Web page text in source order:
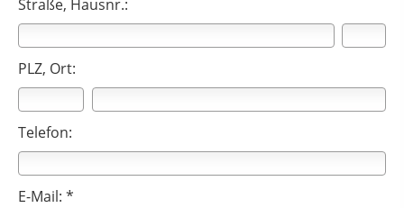
Straße, Hausnr.:
PLZ, Ort:
Telefon:
E-Mail: *